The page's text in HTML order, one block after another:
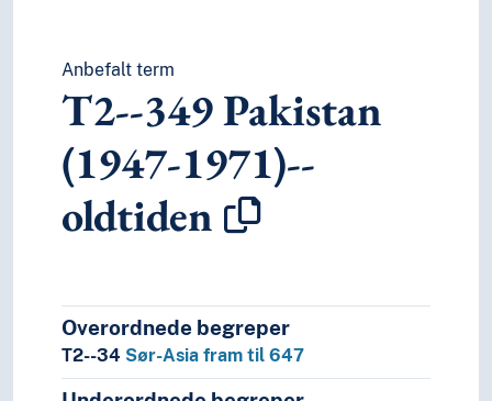
Anbefalt term
T2--349Pakistan
(1947-1971)--
oldtiden
Overordnede begreper
T2--34 Sør-Asia fram til 647